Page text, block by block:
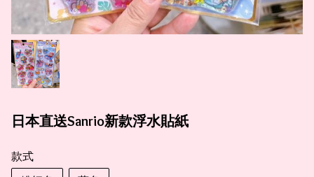
日本直送Sanrio新款浮水貼紙
款式